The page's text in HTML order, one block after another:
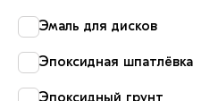
Эмаль для дисков
Эпоксидная шпатлёвка